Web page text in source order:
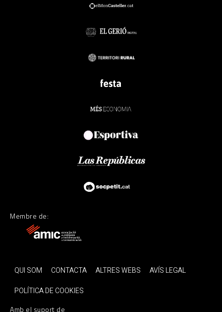
Membre de:
QUI SOM CONTACTA ALTRES WEBS
AVÍS LEGAL
POLÍTICA DE COOKIES
Amb el suport de